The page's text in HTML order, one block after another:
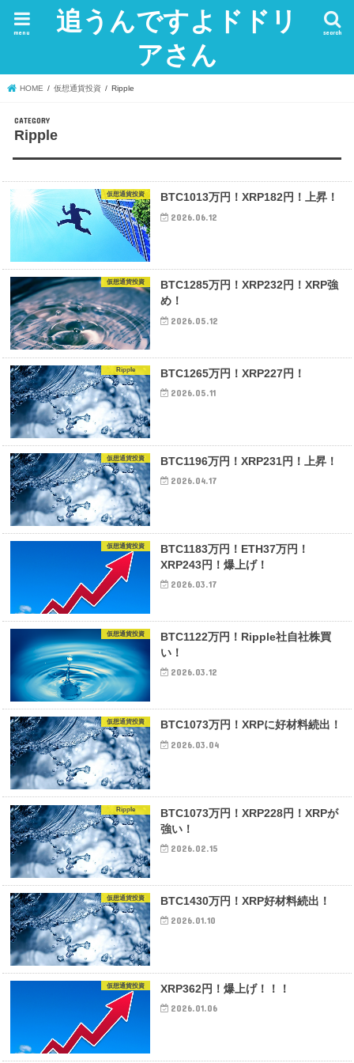
追うんですよドドリ
アさん
search
menu
HOME 仮想通貨投資 Ripple
Ripple
仮想通貨投資 BTC1013万円！XRP182円！上昇！
2026.06.12
仮想通貨投資
BTC1285万円！XRP232円！XRP強
め！
2026.05.12
Ripple BTC1265万円！XRP227円！
2026.05.11
仮想通貨投資 BTC1196万円！XRP231円！上昇！
2026.04.17
仮想通貨投資
BTC1183万円！ETH37万円！
XRP243円！爆上げ！
2026.03.17
仮想通貨投資
BTC1122万円！Ripple社自社株買
い！
2026.03.12
仮想通貨投資 BTC1073万円！XRPに好材料続出！
2026.03.04
Ripple
BTC1073万円！XRP228円！XRPが
強い！
2026.02.15
仮想通貨投資 BTC1430万円！XRP好材料続出！
2026.01.10
仮想通貨投資 XRP362円！爆上げ！！！
2026.01.06